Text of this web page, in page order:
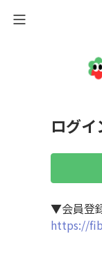
ログイ
▼会員登
https://